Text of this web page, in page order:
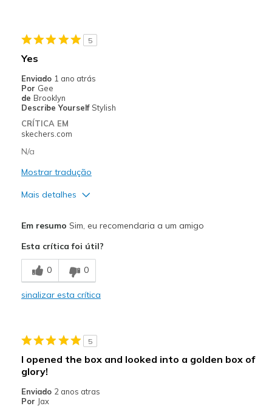
5
Yes
Enviado 1 ano atrás
Por Gee
de Brooklyn
Describe Yourself Stylish
CRÍTICA EM
skechers.com
N/a
Mostrar tradução
Mais detalhes
Breathe Well
Comfortable
Melhores utilizações
Going Out
Width Feels true to width
Em resumo Sim, eu recomendaria a um amigo
Esta crítica foi útil?
0 0
sinalizar esta crítica
5
I opened the box and looked into a golden box of
glory!
Enviado 2 anos atras
Por Jax